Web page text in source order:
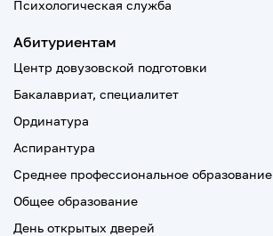
Психологическая служба
Абитуриентам
Центр довузовской подготовки
Бакалавриат, специалитет
Ординатура
Аспирантура
Среднее профессиональное образование
Общее образование
День открытых дверей